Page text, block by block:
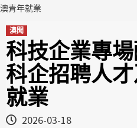
澳青年就業
澳聞
科技企業專
科企招聘人
就業
2026-03-18